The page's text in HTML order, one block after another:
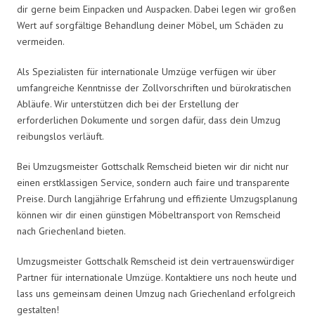
dir gerne beim Einpacken und Auspacken. Dabei legen wir großen
Wert auf sorgfältige Behandlung deiner Möbel, um Schäden zu
vermeiden.
Als Spezialisten für internationale Umzüge verfügen wir über
umfangreiche Kenntnisse der Zollvorschriften und bürokratischen
Abläufe. Wir unterstützen dich bei der Erstellung der
erforderlichen Dokumente und sorgen dafür, dass dein Umzug
reibungslos verläuft.
Bei Umzugsmeister Gottschalk Remscheid bieten wir dir nicht nur
einen erstklassigen Service, sondern auch faire und transparente
Preise. Durch langjährige Erfahrung und effiziente Umzugsplanung
können wir dir einen günstigen Möbeltransport von Remscheid
nach Griechenland bieten.
Umzugsmeister Gottschalk Remscheid ist dein vertrauenswürdiger
Partner für internationale Umzüge. Kontaktiere uns noch heute und
lass uns gemeinsam deinen Umzug nach Griechenland erfolgreich
gestalten!